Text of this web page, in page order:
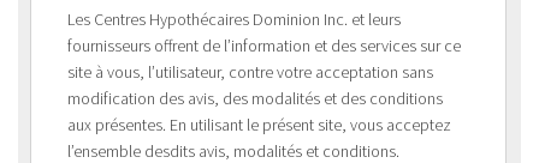
Les Centres Hypothécaires Dominion Inc. et leurs
fournisseurs offrent de l’information et des services sur ce
site à vous, l’utilisateur, contre votre acceptation sans
modification des avis, des modalités et des conditions
aux présentes. En utilisant le présent site, vous acceptez
l’ensemble desdits avis, modalités et conditions.